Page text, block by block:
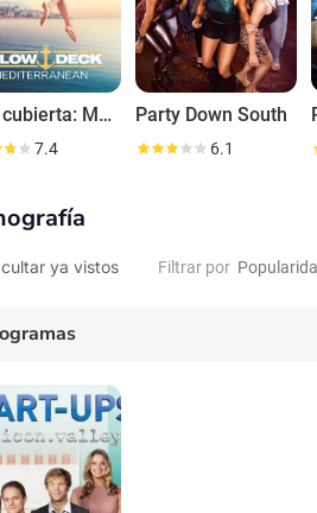
Bajo cubierta: Mediterráneo
7.4
Party Down South
6.1
ya vistos Filtrar por